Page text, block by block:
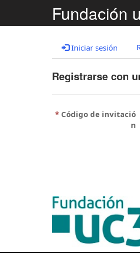
Fundación
Iniciar sesión
Registrarse con
Código de invitació
n